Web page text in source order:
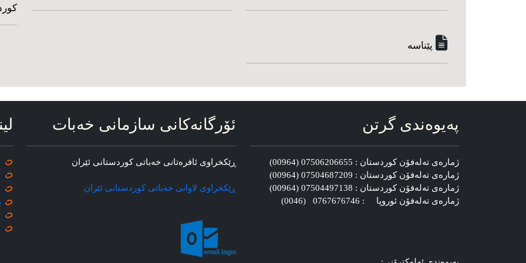
پێناسه‌
په‌یوه‌ندی گرتن
ژماره‌ی ته‌له‌فۆن کوردستان : 07506206655 (00964)
ژماره‌ی ته‌له‌فۆن کوردستان : 07504687209 (00964)
ژماره‌ی ته‌له‌فۆن کوردستان : 07504497138 (00964)
ژماره‌ی ته‌له‌فۆن ئوروپا : 0767676746 (0046)
ئۆرگانه‌کانی سازمانی خه‌بات
ڕێکخراوی ئافره‌تانی خه‌باتی کوردستانی ئێران
ڕێکخراوی لاوانی خه‌باتی کوردستانی ئێران